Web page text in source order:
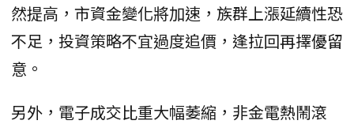
然提高，市資金變化將加速，族群上漲延續性恐
不足，投資策略不宜過度追價，逢拉回再擇優留
意。
另外，電子成交比重大幅萎縮，非金電熱鬧滾